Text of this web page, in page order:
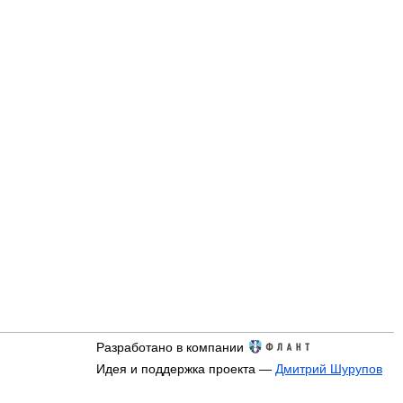
Разработано в компании
Идея и поддержка проекта — Дмитрий Шурупов